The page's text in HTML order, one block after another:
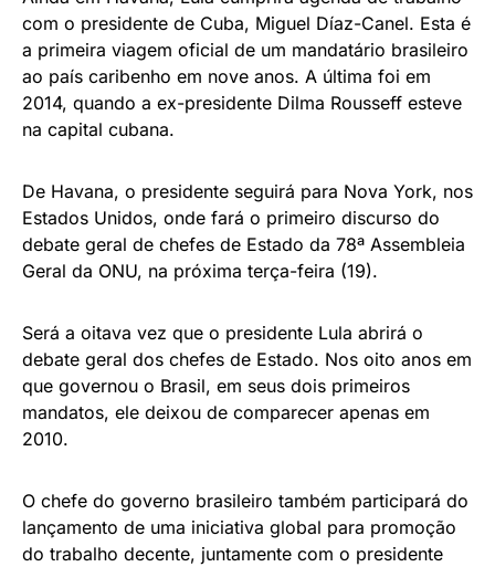
com o presidente de Cuba, Miguel Díaz-Canel. Esta é
a primeira viagem oficial de um mandatário brasileiro
ao país caribenho em nove anos. A última foi em
2014, quando a ex-presidente Dilma Rousseff esteve
na capital cubana.
De Havana, o presidente seguirá para Nova York, nos
Estados Unidos, onde fará o primeiro discurso do
debate geral de chefes de Estado da 78ª Assembleia
Geral da ONU, na próxima terça-feira (19).
Será a oitava vez que o presidente Lula abrirá o
debate geral dos chefes de Estado. Nos oito anos em
que governou o Brasil, em seus dois primeiros
mandatos, ele deixou de comparecer apenas em
2010.
O chefe do governo brasileiro também participará do
lançamento de uma iniciativa global para promoção
do trabalho decente, juntamente com o presidente